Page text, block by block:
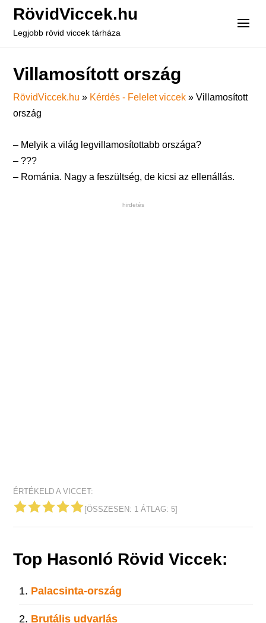
RövidViccek.hu
Legjobb rövid viccek tárháza
Villamosított ország
RövidViccek.hu » Kérdés - Felelet viccek »Villamosított
ország
– Melyik a világ legvillamosítottabb országa?
– ???
– Románia. Nagy a feszültség, de kicsi az ellenállás.
hirdetés
ÉRTÉKELD A VICCET:
[ÖSSZESEN: 1 ÁTLAG:5]
Top Hasonló Rövid Viccek:
Palacsinta-ország
Brutális udvarlás